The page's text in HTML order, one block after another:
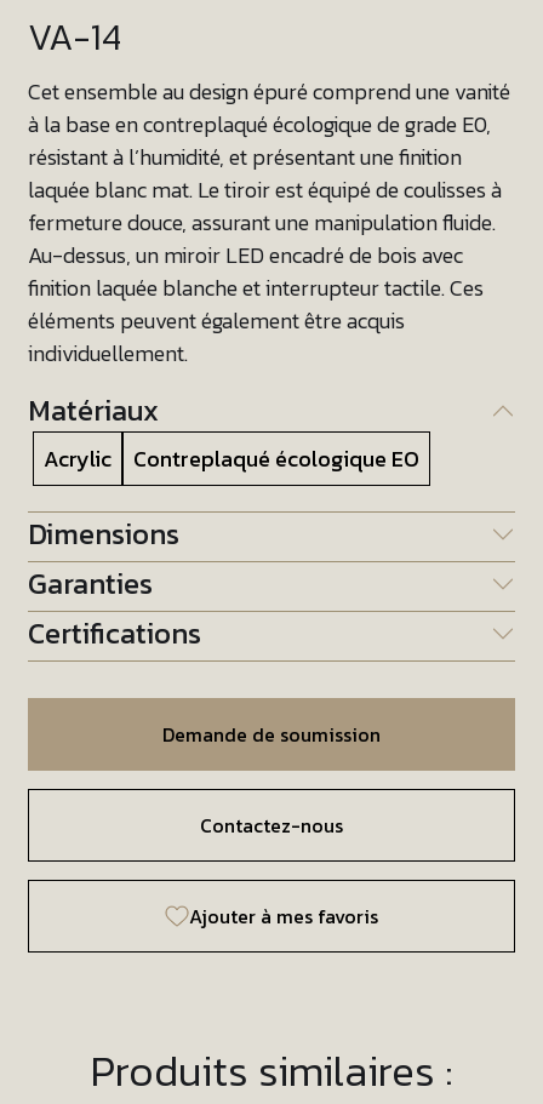
VA-14
Cet ensemble au design épuré comprend une vanité
à la base en contreplaqué écologique de grade E0,
résistant à l’humidité, et présentant une finition
laquée blanc mat. Le tiroir est équipé de coulisses à
fermeture douce, assurant une manipulation fluide.
Au-dessus, un miroir LED encadré de bois avec
finition laquée blanche et interrupteur tactile. Ces
éléments peuvent également être acquis
individuellement.
Matériaux
Acrylic Contreplaqué écologique EO
Dimensions
Garanties
Certifications
Demande de soumission
Contactez-nous
Ajouter à mes favoris
Produits similaires :